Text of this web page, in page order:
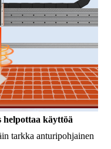
helpottaa käyttöä
tarkka anturipohjainen